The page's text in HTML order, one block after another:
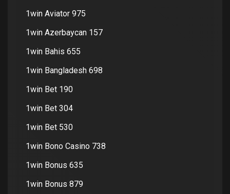
1win Aviator 975
1win Azerbaycan 157
1win Bahis 655
1win Bangladesh 698
1win Bet 190
1win Bet 304
1win Bet 530
1win Bono Casino 738
1win Bonus 635
1win Bonus 879